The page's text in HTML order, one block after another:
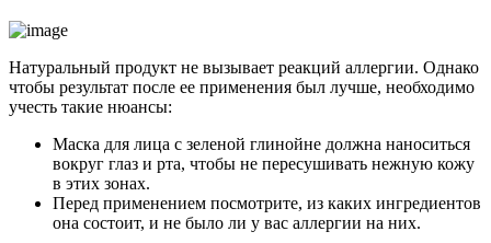
Натуральный продукт не вызывает реакций аллергии. Однако
чтобы результат после ее применения был лучше, необходимо
учесть такие нюансы:
Маска для лица с зеленой глинойне должна наноситься
вокруг глаз и рта, чтобы не пересушивать нежную кожу
в этих зонах.
Перед применением посмотрите, из каких ингредиентов
она состоит, и не было ли у вас аллергии на них.